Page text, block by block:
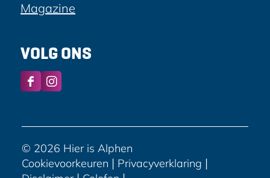
Magazine
VOLG ONS
F
e
b
o
o
I
t
a
g
r
© 2026 Hier is Alphen
Cookievoorkeuren | Privacyverklaring |